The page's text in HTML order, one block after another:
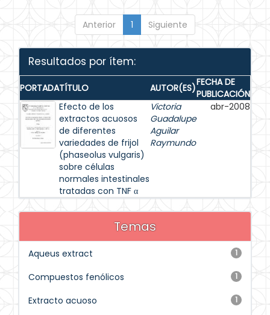
Anterior 1 Siguiente
Resultados por ítem:
PORTADATÍTULO AUTOR(ES)FECHA DE
PUBLICACIÓN
Efecto de los
extractos acuosos
de diferentes
variedades de frijol
(phaseolus vulgaris)
sobre células
normales intestinales
tratadas con TNF α
Victoria
Guadalupe
Aguilar
Raymundo
abr-2008
Temas
1
Aqueus extract
1
Compuestos fenólicos
1
Extracto acuoso